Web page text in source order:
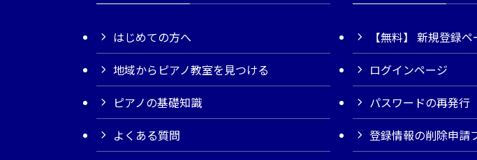
はじめての方へ
地域からピアノ教室を見つける
ピアノの基礎知識
よくある質問
【無料】 新規登録ペ
ログインページ
パスワードの再発行
登録情報の削除申請